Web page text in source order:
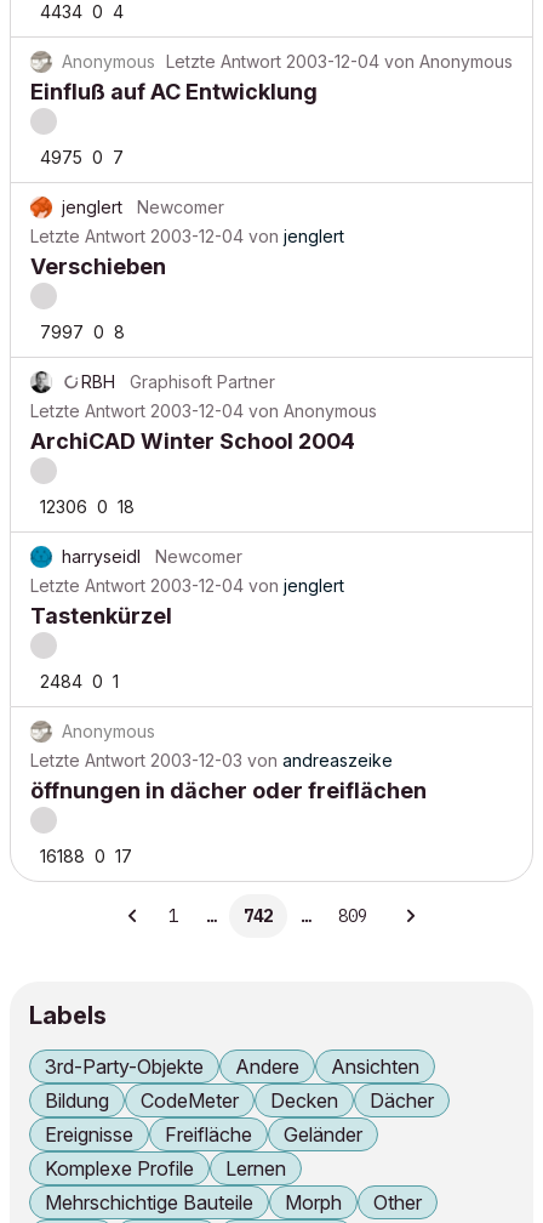
4434 0 4
Anonymous Letzte Antwort 2003-12-04 von Anonymous
Einfluß auf AC Entwicklung
4975 0 7
jenglert
Newcomer
Letzte Antwort 2003-12-04 von jenglert
Verschieben
7997 0 8
RBH
Graphisoft Partner
Letzte Antwort 2003-12-04 von Anonymous
ArchiCAD Winter School 2004
12306 0 18
harryseidl
Newcomer
Letzte Antwort 2003-12-04 von jenglert
Tastenkürzel
2484 0 1
Anonymous
Letzte Antwort 2003-12-03 von andreaszeike
öffnungen in dächer oder freiflächen
16188 0 17
1 … 742 … 809
Labels
3rd-Party-Objekte Andere
Ansichten
Bildung
CodeMeter Decken
Dächer
Ereignisse
Freifläche
Geländer
Komplexe Profile
Lernen
Mehrschichtige Bauteile
Morph
Other